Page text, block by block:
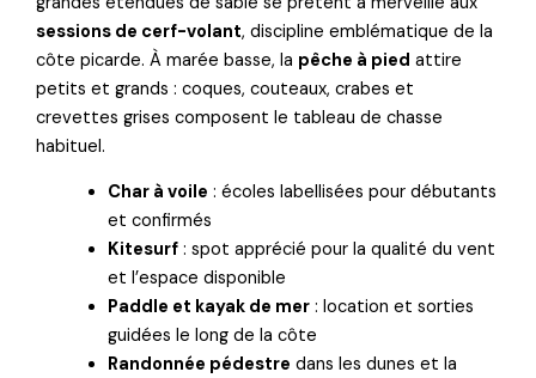
sessions de cerf-volant, discipline emblématique de la
côte picarde. À marée basse, la pêche à pied attire
petits et grands : coques, couteaux, crabes et
crevettes grises composent le tableau de chasse
habituel.
Char à voile : écoles labellisées pour débutants
et confirmés
Kitesurf : spot apprécié pour la qualité du vent
et l’espace disponible
Paddle et kayak de mer : location et sorties
guidées le long de la côte
Randonnée pédestre dans les dunes et la